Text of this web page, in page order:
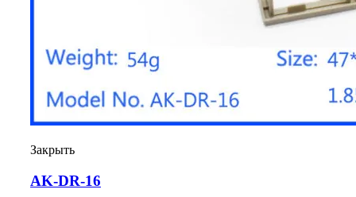
Закрыть
AK-DR-16